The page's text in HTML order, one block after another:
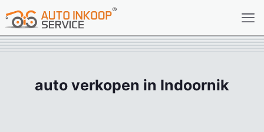
auto verkopen in Indoornik